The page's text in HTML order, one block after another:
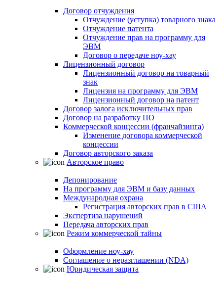
Договор отчуждения
Отчуждение (уступка) товарного знака
Отчуждение патента
Отчуждение прав на программу для
ЭВМ
Договор о передаче ноу-хау
Лицензионный договор
Лицензионный договор на товарный
знак
Лицензия на программу для ЭВМ
Лицензионный договор на патент
Договор залога исключительных прав
Договор на разработку ПО
Коммерческой концессии (франчайзинга)
Изменение договора коммерческой
концессии
Договор авторского заказа
Авторское право
Депонирование
На программу для ЭВМ и базу данных
Международная охрана
Регистрация авторских прав в США
Экспертиза нарушений
Передача авторских прав
Режим коммерческой тайны
Оформление ноу-хау
Соглашение о неразглашении (NDA)
Юридическая защита